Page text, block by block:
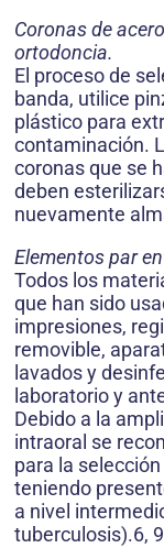
Coronas de
ortodoncia.
El proceso de
banda, utilice
plástico para
contaminación.
coronas que se
deben
nuevamente
Elementos par
Todos los
que han sido
impresiones,
removible,
lavados y
laboratorio y
Debido a la
intraoral se
para la
teniendo
a nivel
tuberculosis).6, 9